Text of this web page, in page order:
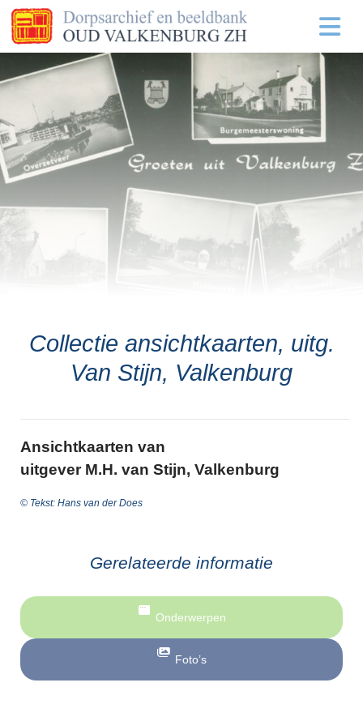
Collectie ansichtkaarten, uitg.
Van Stijn, Valkenburg
Ansichtkaarten van
uitgever M.H. van Stijn, Valkenburg
© Tekst: Hans van der Does
Gerelateerde informatie
Onderwerpen
Foto’s